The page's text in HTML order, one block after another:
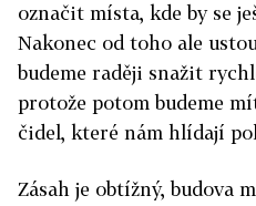
označit místa, kde by se
Nakonec od toho ale
budeme raději snažit
protože potom budeme
čidel, které nám hlídají
Zásah je obtížný, budova